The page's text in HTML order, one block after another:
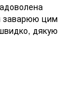
заварюю цим
дякую